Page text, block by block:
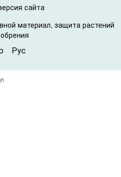
сайта
материал, защита растений
Рус